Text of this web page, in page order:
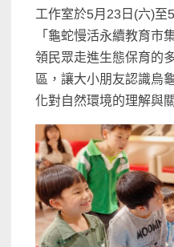
工作室於5月23日(六)至
「龜蛇慢活永續教育市
領民眾走進生態保育的
區，讓大小朋友認識烏
化對自然環境的理解與